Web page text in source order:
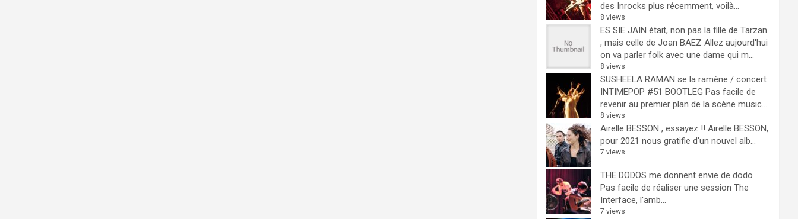
des Inrocks plus récemment, voilà...
8 views
ES SIE JAIN était, non pas la fille de Tarzan
, mais celle de Joan BAEZ Allez aujourd'hui
on va parler folk avec une dame qui m...
8 views
SUSHEELA RAMAN se la ramène / concert
INTIMEPOP #51 BOOTLEG Pas facile de
revenir au premier plan de la scène music...
8 views
Airelle BESSON , essayez !! Airelle BESSON,
pour 2021 nous gratifie d'un nouvel alb...
7 views
THE DODOS me donnent envie de dodo
Pas facile de réaliser une session The
Interface, l'amb...
7 views